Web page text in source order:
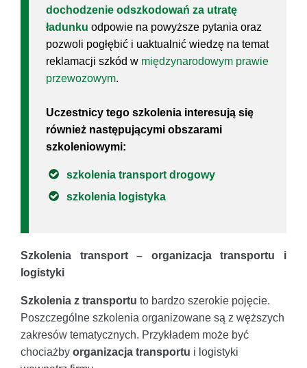
dochodzenie odszkodowań za utratę
ładunku odpowie na powyższe pytania oraz
pozwoli pogłębić i uaktualnić wiedzę na temat
reklamacji szkód w międzynarodowym prawie
przewozowym.
Uczestnicy tego szkolenia interesują się
również następującymi obszarami
szkoleniowymi:
szkolenia transport drogowy
szkolenia logistyka
Szkolenia transport – organizacja transportu i
logistyki
Szkolenia z transportu to bardzo szerokie pojęcie.
Poszczególne szkolenia organizowane są z węższych
zakresów tematycznych. Przykładem może być
chociażby organizacja transportu i logistyki